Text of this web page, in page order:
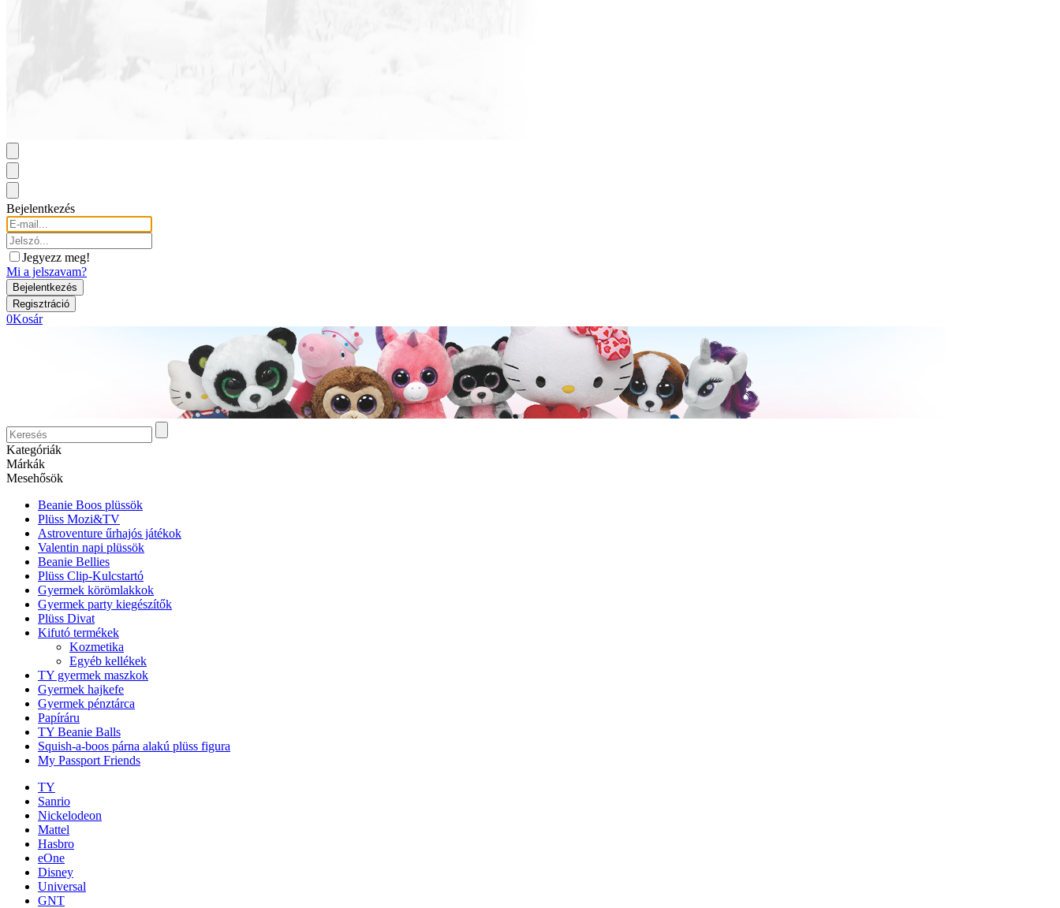
Bejelentkezés
Jegyezz meg!
Mi a jelszavam?
0Kosár
Kategóriák
Márkák
Mesehősök
Beanie Boos plüssök
Plüss Mozi&TV
Astroventure űrhajós játékok
Valentin napi plüssök
Beanie Bellies
Plüss Clip-Kulcstartó
Gyermek körömlakkok
Gyermek party kiegészítők
Plüss Divat
Kifutó termékek
Kozmetika
Egyéb kellékek
TY gyermek maszkok
Gyermek hajkefe
Gyermek pénztárca
Papíráru
TY Beanie Balls
Squish-a-boos párna alakú plüss figura
My Passport Friends
TY
Sanrio
Nickelodeon
Mattel
Hasbro
eOne
Disney
Universal
GNT